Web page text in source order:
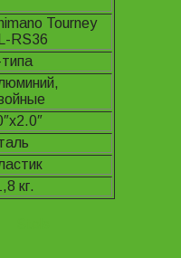
Tourney
RS36
кг.